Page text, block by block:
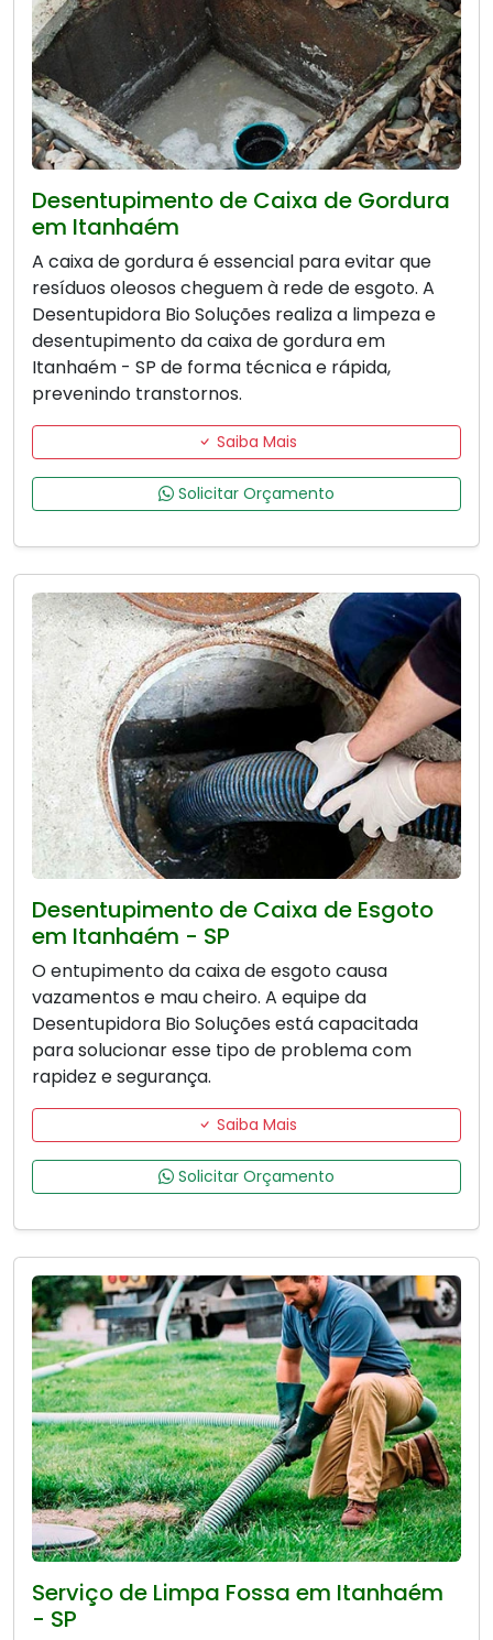
Desentupimento de Caixa de Gordura
em Itanhaém
A caixa de gordura é essencial para evitar que
resíduos oleosos cheguem à rede de esgoto. A
Desentupidora Bio Soluções realiza a limpeza e
desentupimento da caixa de gordura em
Itanhaém - SP de forma técnica e rápida,
prevenindo transtornos.
Saiba Mais
Solicitar Orçamento
Desentupimento de Caixa de Esgoto
em Itanhaém - SP
O entupimento da caixa de esgoto causa
vazamentos e mau cheiro. A equipe da
Desentupidora Bio Soluções está capacitada
para solucionar esse tipo de problema com
rapidez e segurança.
Saiba Mais
Solicitar Orçamento
Serviço de Limpa Fossa em Itanhaém
- SP